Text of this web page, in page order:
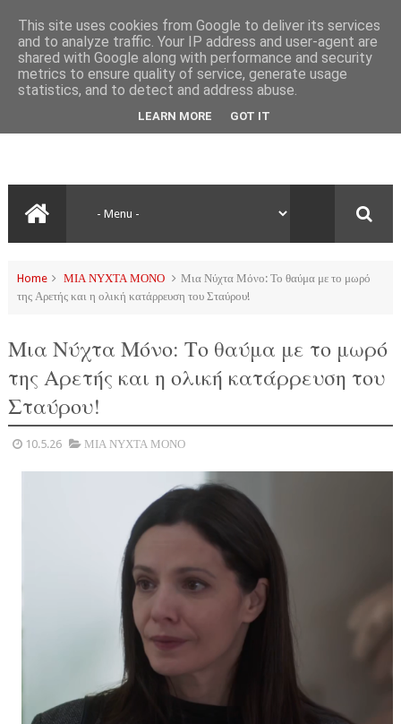
Home ΜΙΑ ΝΥΧΤΑ ΜΟΝΟ
Μια Νύχτα Μόνο: Το θαύμα με το μωρό
της Αρετής και η ολική κατάρρευση του Σταύρου!
Μια Νύχτα Μόνο: Το θαύμα με το μωρό
της Αρετής και η ολική κατάρρευση του
Σταύρου!
10.5.26 ΜΙΑ ΝΥΧΤΑ ΜΟΝΟ
This site uses cookies from Google to deliver its services
and to analyze traffic. Your IP address and user-agent are
shared with Google along with performance and security
metrics to ensure quality of service, generate usage
statistics, and to detect and address abuse.
LEARN MORE GOT IT